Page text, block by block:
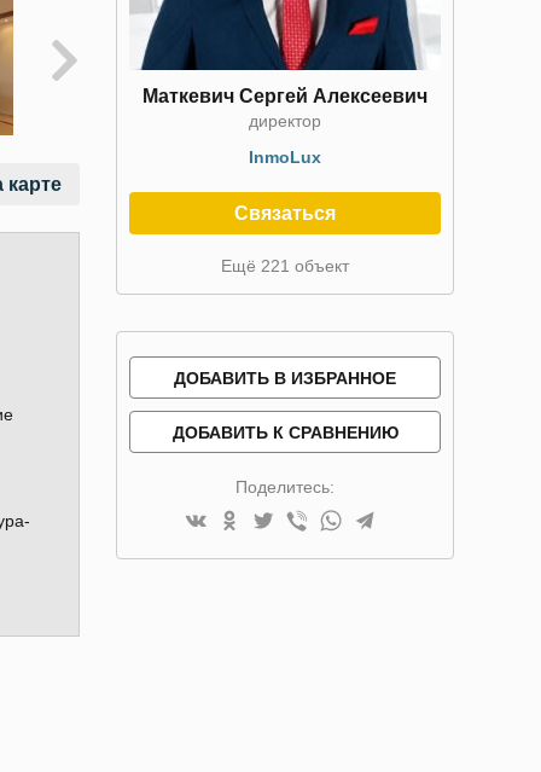
карте
Маткевич Сергей Алексеевич
директор
InmoLux
Связаться
Ещё 221 объект
ДОБАВИТЬ В ИЗБРАННОЕ
ДОБАВИТЬ К СРАВНЕНИЮ
Поделитесь: